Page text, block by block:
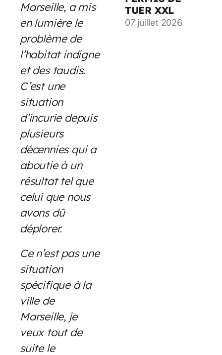
Marseille, a mis
en lumière le
problème de
l’habitat indigne
et des taudis.
C’est une
situation
d’incurie depuis
plusieurs
décennies qui a
aboutie à un
résultat tel que
celui que nous
avons dû
déplorer.
Ce n’est pas une
situation
spécifique à la
ville de
Marseille, je
veux tout de
suite le
TUER XXL
07 juillet 2026